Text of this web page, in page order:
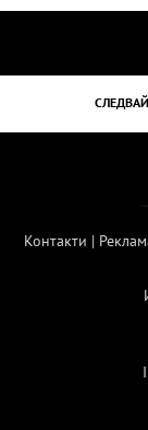
Контакти |